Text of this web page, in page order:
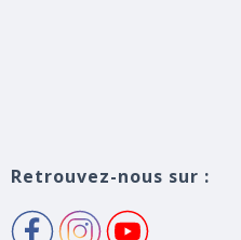
Retrouvez-nous sur :